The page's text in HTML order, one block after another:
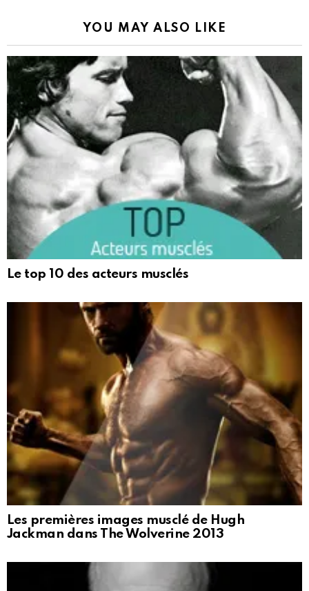
YOU MAY ALSO LIKE
Le top 10 des acteurs musclés
Les premières images musclé de Hugh
Jackman dans The Wolverine 2013